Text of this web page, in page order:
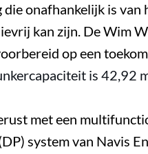
onafhankelijk is
kan zijn. De Wim
op een
is 42,92
met een
system van Navis